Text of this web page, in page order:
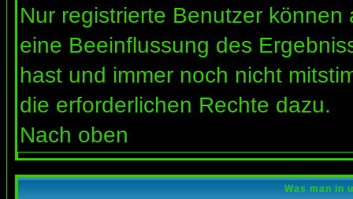
Nur registrierte Benutzer
eine Beeinflussung des
hast und immer noch nicht
die erforderlichen Rechte dazu.
Nach oben
Was man in